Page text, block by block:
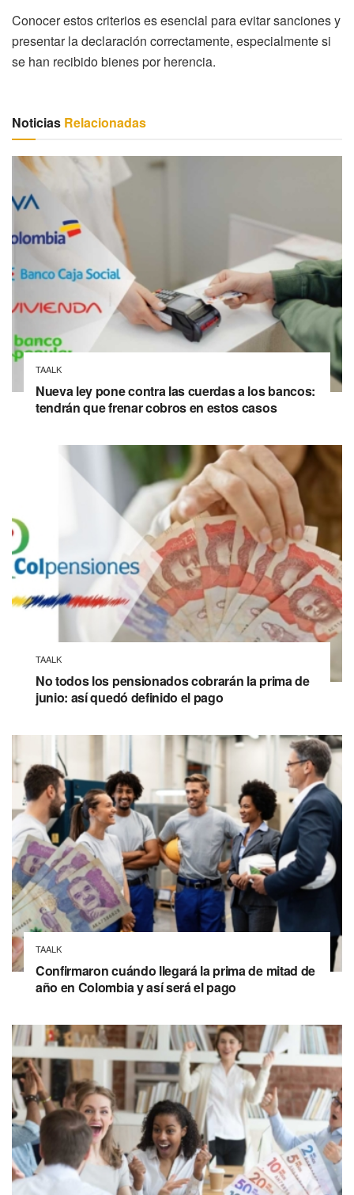
Conocer estos criterios es esencial para evitar sanciones y
presentar la declaración correctamente, especialmente si
se han recibido bienes por herencia.
Noticias Relacionadas
TAALK
Nueva ley pone contra las cuerdas a los bancos:
tendrán que frenar cobros en estos casos
TAALK
No todos los pensionados cobrarán la prima de
junio: así quedó definido el pago
TAALK
Confirmaron cuándo llegará la prima de mitad de
año en Colombia y así será el pago